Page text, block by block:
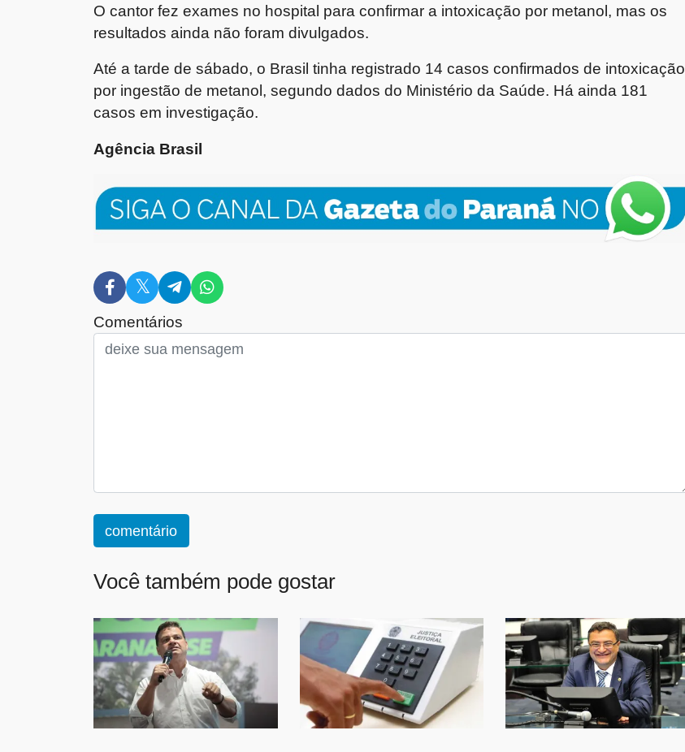
O cantor fez exames no hospital para confirmar a intoxicação por metanol, mas os
resultados ainda não foram divulgados.
Até a tarde de sábado, o Brasil tinha registrado 14 casos confirmados de intoxicação
por ingestão de metanol, segundo dados do Ministério da Saúde. Há ainda 181
casos em investigação.
Agência Brasil
Comentários
comentário
Você também pode gostar